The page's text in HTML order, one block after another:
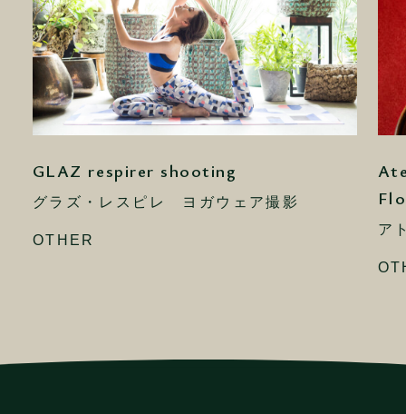
GLAZ respirer shooting
グラズ・レスピレ ヨガウェア撮影
OTHER
ア